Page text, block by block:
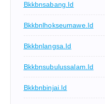
Bkkbnsabang.id
Bkkbnlhokseumawe.id
Bkkbnlangsa.id
Bkkbnsubulussalam.id
Bkkbnbinjai.id